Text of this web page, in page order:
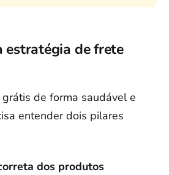
estratégia de frete
de forma saudável e
entender dois pilares
dos produtos